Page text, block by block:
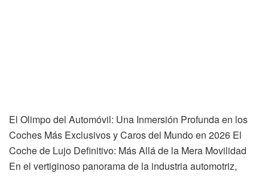
El Olimpo del Automóvil: Una Inmersión Profunda en los
Coches Más Exclusivos y Caros del Mundo en 2026 El
Coche de Lujo Definitivo: Más Allá de la Mera Movilidad
En el vertiginoso panorama de la industria automotriz,